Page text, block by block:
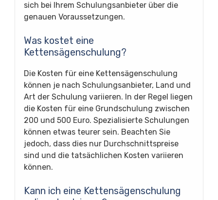
sich bei Ihrem Schulungsanbieter über die
genauen Voraussetzungen.
Was kostet eine
Kettensägenschulung?
Die Kosten für eine Kettensägenschulung
können je nach Schulungsanbieter, Land und
Art der Schulung variieren. In der Regel liegen
die Kosten für eine Grundschulung zwischen
200 und 500 Euro. Spezialisierte Schulungen
können etwas teurer sein. Beachten Sie
jedoch, dass dies nur Durchschnittspreise
sind und die tatsächlichen Kosten variieren
können.
Kann ich eine Kettensägenschulung